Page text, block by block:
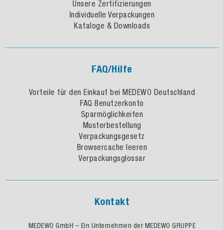
Unsere Zertifizierungen
Individuelle Verpackungen
Kataloge & Downloads
FAQ/Hilfe
Vorteile für den Einkauf bei MEDEWO Deutschland
FAQ Benutzerkonto
Sparmöglichkeiten
Musterbestellung
Verpackungsgesetz
Browsercache leeren
Verpackungsglossar
Kontakt
MEDEWO GmbH – Ein Unternehmen der MEDEWO GRUPPE